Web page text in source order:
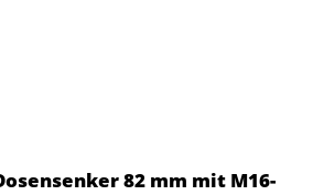
82 mm mit M16-